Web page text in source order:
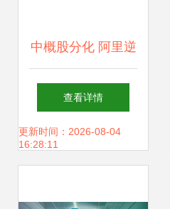
中概股分化 阿里逆
势涨超3%，奥瑞金
种业绩引爆30%暴
查看详情
更新时间：2026-08-04
16:28:11